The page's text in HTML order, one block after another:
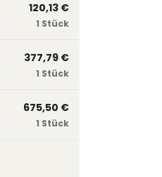
120,13 €
1 Stück
377,79 €
1 Stück
675,50 €
1 Stück